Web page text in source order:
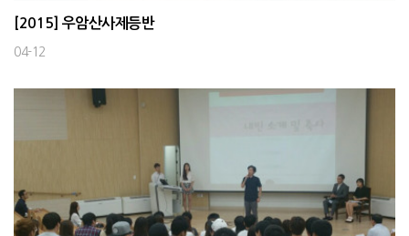
[2015] 우암산사제등반
04-12